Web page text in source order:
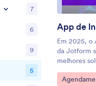
App de
Em 2025, o
da Jotform
melhores
eventos,
organizado
Ir para
7
6
9
5